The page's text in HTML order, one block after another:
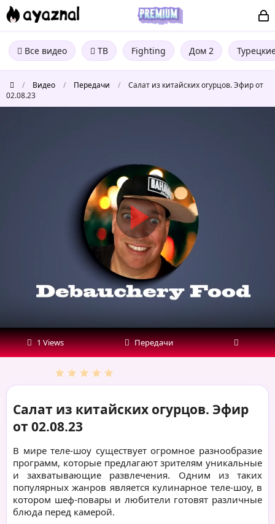
Все видео ТВ Fighting Дом 2
/ Видео / Передачи /
Салат из китайских огурцов. Эфир от
02.08.23
1 Views Передачи
Салат из китайских огурцов. Эфир
от 02.08.23
В мире теле-шоу существует огромное разнообразие
программ, которые предлагают зрителям уникальные
и захватывающие развлечения. Одним из таких
популярных жанров является кулинарное теле-шоу, в
котором шеф-повары и любители готовят различные
блюда перед камерой.